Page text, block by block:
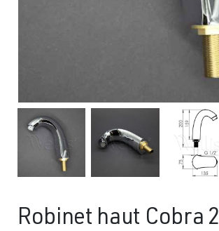
Robinet haut Cobra 2